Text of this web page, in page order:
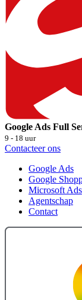
Google Ads Full
9 - 18 uur
Contacteer ons
Google Ads
Google
Microsoft Ads
Agentschap
Contact